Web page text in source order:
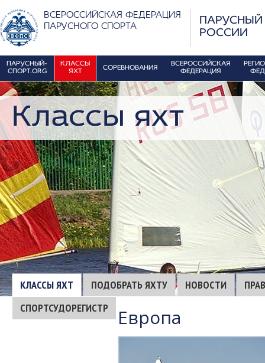
ВСЕРОССИЙСКАЯ ФЕДЕРАЦИЯ
ПАРУСНОГО СПОРТА
ПАРУСНЫЙ
РОССИИ
ПАРУСНЫЙ-
СПОРТ.ORG
КЛАССЫ
ЯХТ
СОРЕВНОВАНИЯ
ВСЕРОССИЙСКАЯ
ФЕДЕРАЦИЯ
Классы яхт
КЛАССЫ ЯХТ ПОДОБРАТЬ ЯХТУ НОВОСТИ
СПОРТСУДОРЕГИСТР
Европа